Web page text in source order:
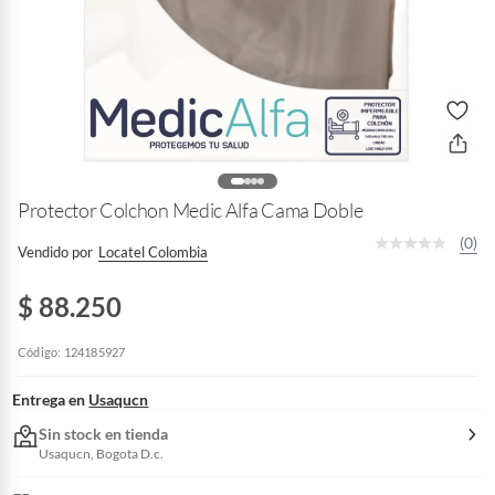
Protector Colchon Medic Alfa Cama Doble
Vendido por Locatel Colombia
(0)
$ 88.250
Código: 124185927
Entrega en Usaqucn
Sin stock en tienda
Usaqucn, Bogota D.c.